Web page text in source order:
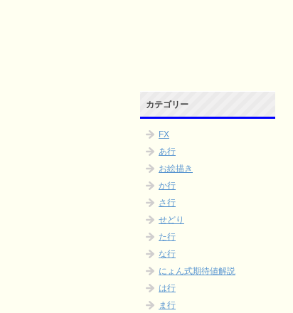
カテゴリー
FX
あ行
お絵描き
か行
さ行
せどり
た行
な行
にょん式期待値解説
は行
ま行